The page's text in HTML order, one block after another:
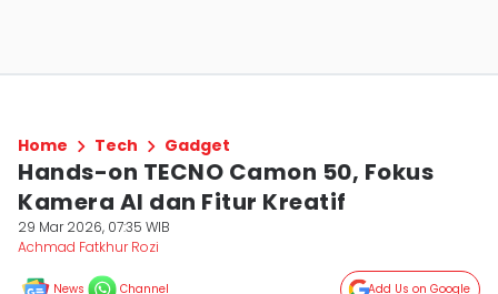
Home Tech Gadget
Hands-on TECNO Camon 50, Fokus
Kamera AI dan Fitur Kreatif
29 Mar 2026, 07:35 WIB
Achmad Fatkhur Rozi
News Channel Add Us on Google